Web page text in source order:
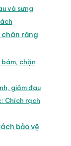
và sưng
chân răng
chặn
giảm đau
Chích rạch
bảo vệ